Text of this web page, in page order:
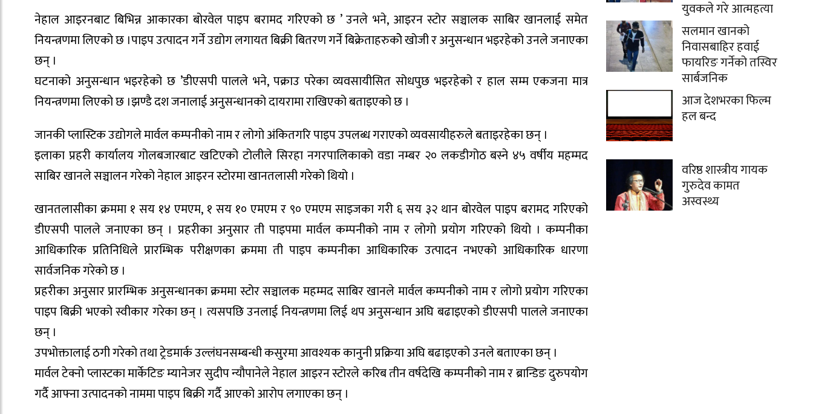
नेहाल आइरनबाट बिभिन्न आकारका बोरवेल पाइप बरामद गरिएको छ ’ उनले भने, आइरन स्टोर सञ्चालक साबिर खानलाई समेत
नियन्त्रणमा लिएको छ ।पाइप उत्पादन गर्ने उद्योग लगायत बिक्री बितरण गर्ने बिक्रेताहरुकोे खोजी र अनुसन्धान भइरहेको उनले जनाएका
छन् ।
घटनाको अनुसन्धान भइरहेको छ ’डीएसपी पालले भने, पक्राउ परेका व्यवसायीसित सोधपुछ भइरहेको र हाल सम्म एकजना मात्र
नियन्त्रणमा लिएको छ ।झण्डै दश जनालाई अनुसन्धानको दायरामा राखिएको बताइएको छ ।
जानकी प्लास्टिक उद्योगले मार्वल कम्पनीको नाम र लोगो अंकितगरि पाइप उपलब्ध गराएको व्यवसायीहरुले बताइरहेका छन् ।
इलाका प्रहरी कार्यालय गोलबजारबाट खटिएको टोलीले सिरहा नगरपालिकाको वडा नम्बर २० लकडीगोठ बस्ने ४५ वर्षीय महम्मद
साबिर खानले सञ्चालन गरेको नेहाल आइरन स्टोरमा खानतलासी गरेको थियो ।
खानतलासीका क्रममा १ सय १४ एमएम, १ सय १० एमएम र ९० एमएम साइजका गरी ६ सय ३२ थान बोरवेल पाइप बरामद गरिएको
डीएसपी पालले जनाएका छन् । प्रहरीका अनुसार ती पाइपमा मार्वल कम्पनीको नाम र लोगो प्रयोग गरिएको थियो । कम्पनीका
आधिकारिक प्रतिनिधिले प्रारम्भिक परीक्षणका क्रममा ती पाइप कम्पनीका आधिकारिक उत्पादन नभएको आधिकारिक धारणा
सार्वजनिक गरेको छ ।
प्रहरीका अनुसार प्रारम्भिक अनुसन्धानका क्रममा स्टोर सञ्चालक महम्मद साबिर खानले मार्वल कम्पनीको नाम र लोगो प्रयोग गरिएका
पाइप बिक्री भएको स्वीकार गरेका छन् । त्यसपछि उनलाई नियन्त्रणमा लिई थप अनुसन्धान अघि बढाइएको डीएसपी पालले जनाएका
छन् ।
उपभोक्तालाई ठगी गरेको तथा ट्रेडमार्क उल्लंघनसम्बन्धी कसुरमा आवश्यक कानुनी प्रक्रिया अघि बढाइएको उनले बताएका छन् ।
मार्वल टेक्नो प्लास्टका मार्केटिङ म्यानेजर सुदीप न्यौपानेले नेहाल आइरन स्टोरले करिब तीन वर्षदेखि कम्पनीको नाम र ब्रान्डिङ दुरुपयोग
गर्दै आफ्ना उत्पादनको नाममा पाइप बिक्री गर्दै आएको आरोप लगाएका छन् ।
युवकले गरे आत्महत्या
सलमान खानको
निवासबाहिर हवाई
फायरिङ गर्नेको तस्विर
सार्बजनिक
आज देशभरका फिल्म
हल बन्द
वरिष्ठ शास्त्रीय गायक
गुरुदेव कामत
अस्वस्थ्य